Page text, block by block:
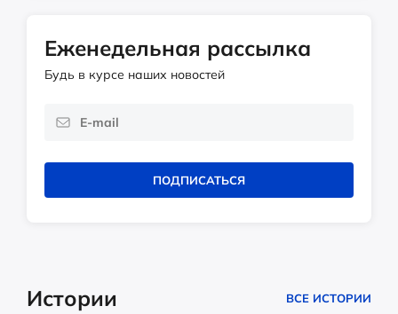
Еженедельная рассылка
Будь в курсе наших новостей
ПОДПИСАТЬСЯ
Истории ВСЕ ИСТОРИИ